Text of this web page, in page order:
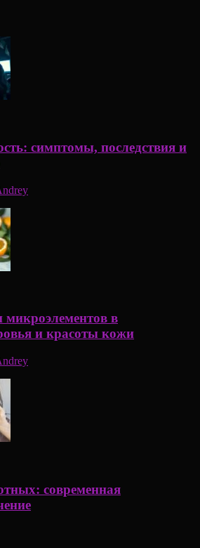
симптомы, последствия и
в
и красоты кожи
современная